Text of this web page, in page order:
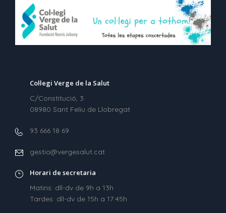
Col·legi Verge de la Salut
C/Constitució, 3
08980 Sant Feliu de Llobregat
93 666 18 69
gestio@vergesalut.cat
Horari de secretaria
Matins: dll-dv de 9h a 13h
Tardes: dll-dv de 15h a 17:45h